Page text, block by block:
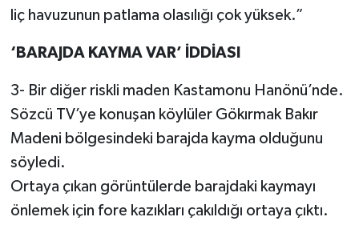
liç havuzunun patlama olasılığı çok yüksek.”
‘BARAJDA KAYMA VAR’ İDDİASI
3- Bir diğer riskli maden Kastamonu Hanönü’nde.
Sözcü TV’ye konuşan köylüler Gökırmak Bakır
Madeni bölgesindeki barajda kayma olduğunu
söyledi.
Ortaya çıkan görüntülerde barajdaki kaymayı
önlemek için fore kazıkları çakıldığı ortaya çıktı.